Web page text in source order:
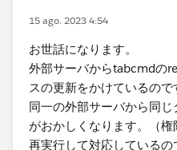
15 ago. 2023 4:54
お世話になります。
外部サーバからtabcmdの
スの更新をかけているので
同一の外部サーバから同
がおかしくなります。（権
再実行して対応している